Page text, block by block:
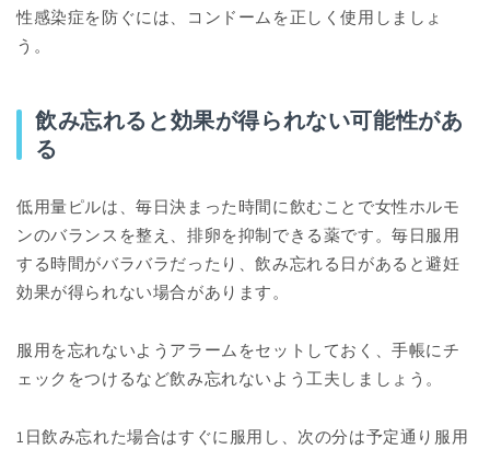
性感染症を防ぐには、コンドームを正しく使用しましょ
う。
飲み忘れると効果が得られない可能性があ
る
低用量ピルは、毎日決まった時間に飲むことで女性ホルモ
ンのバランスを整え、排卵を抑制できる薬です。毎日服用
する時間がバラバラだったり、飲み忘れる日があると避妊
効果が得られない場合があります。
服用を忘れないようアラームをセットしておく、手帳にチ
ェックをつけるなど飲み忘れないよう工夫しましょう。
1日飲み忘れた場合はすぐに服用し、次の分は予定通り服用